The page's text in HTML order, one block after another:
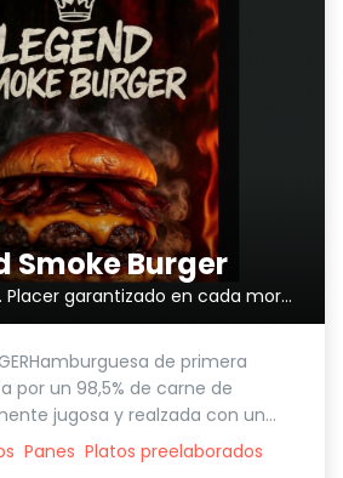
Smoke Burger
El placer del humo. Placer garantizado en cada mordisco.
de primera
por un 98,5% de carne de
jugosa y realzada con un...
Panes Platos preelaborados